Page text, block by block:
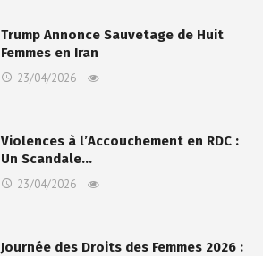
Trump Annonce Sauvetage de Huit
Femmes en Iran
23/04/2026
Violences à l’Accouchement en RDC :
Un Scandale…
23/04/2026
Journée des Droits des Femmes 2026 :